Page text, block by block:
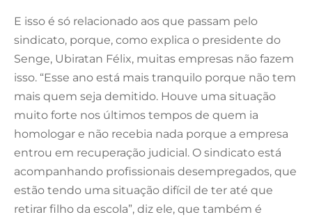
E isso é só relacionado aos que passam pelo
sindicato, porque, como explica o presidente do
Senge, Ubiratan Félix, muitas empresas não fazem
isso. “Esse ano está mais tranquilo porque não tem
mais quem seja demitido. Houve uma situação
muito forte nos últimos tempos de quem ia
homologar e não recebia nada porque a empresa
entrou em recuperação judicial. O sindicato está
acompanhando profissionais desempregados, que
estão tendo uma situação difícil de ter até que
retirar filho da escola”, diz ele, que também é